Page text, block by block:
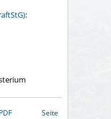
:
PDF
Seite